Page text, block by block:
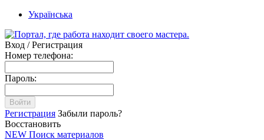
Українська
Вход / Регистрация
Номер телефона:
Пароль:
Войти
Регистрация Забыли пароль?
Восстановить
NEW Поиск материалов